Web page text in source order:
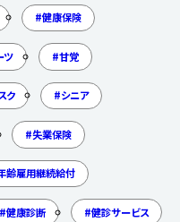
健康保険
ツ 甘党
ク シニア
失業保険
齢雇用継続給付
健康診断 健診サービス